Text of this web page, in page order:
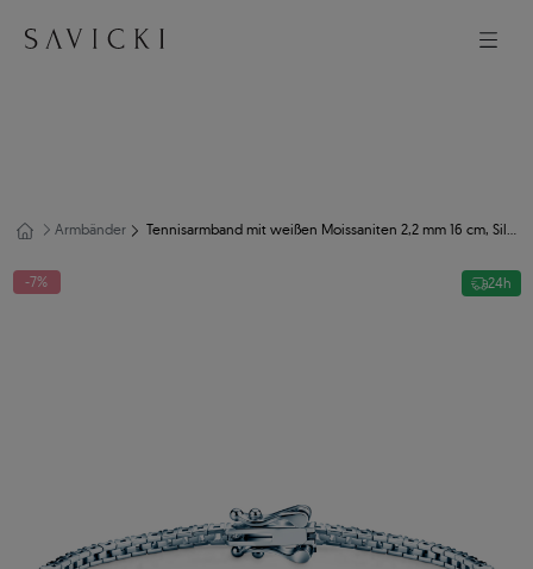
Armbänder Tennisarmband mit weißen Moissaniten 2,2 mm 16 cm, Silber
-7% 24h